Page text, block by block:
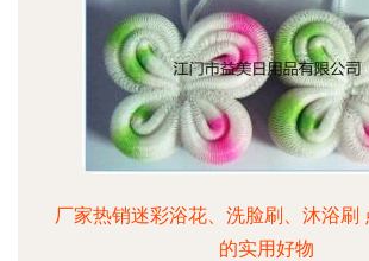
厂家热销迷彩浴花、洗脸刷、沐浴刷
的实用好物